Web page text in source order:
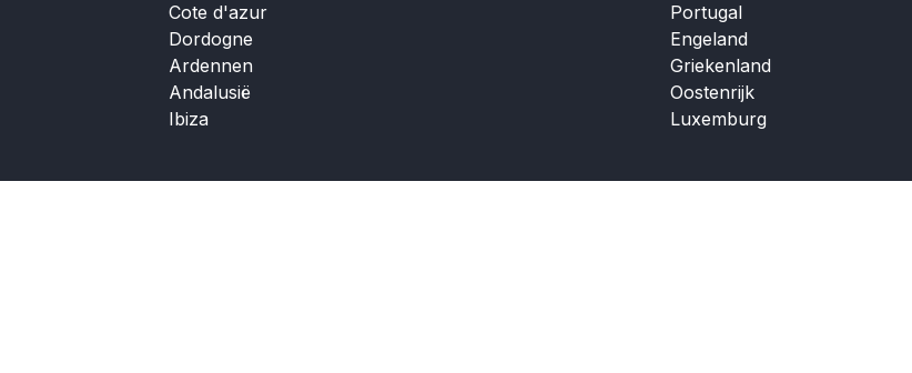
Cote d'azur
Dordogne
Ardennen
Andalusië
Ibiza
Portugal
Engeland
Griekenland
Oostenrijk
Luxemburg